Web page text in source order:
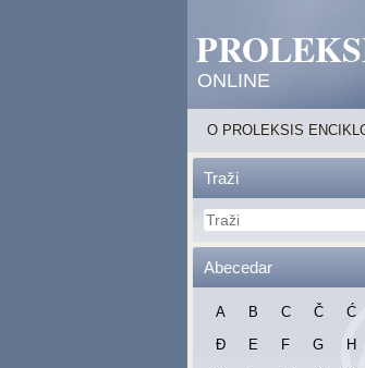
ONLINE
O PROLEKSIS
Traži
Abecedar
A B C Č Ć
Đ
E F G H